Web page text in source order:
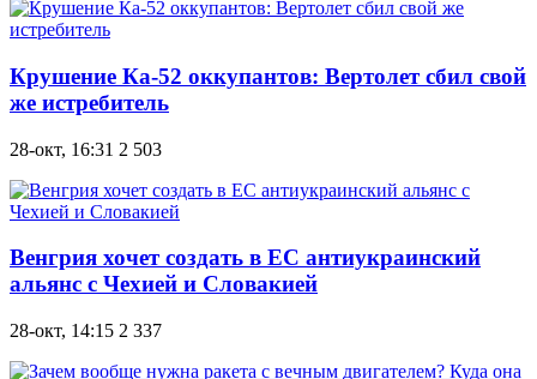
Крушение Ка-52 оккупантов: Вертолет сбил свой
же истребитель
28-окт, 16:31 2 503
Венгрия хочет создать в ЕС антиукраинский
альянс с Чехией и Словакией
28-окт, 14:15 2 337